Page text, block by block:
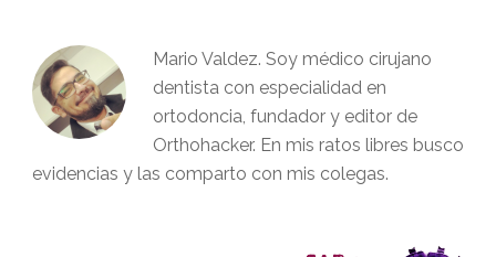
Mario Valdez. Soy médico cirujano
dentista con especialidad en
ortodoncia, fundador y editor de
Orthohacker. En mis ratos libres busco
evidencias y las comparto con mis colegas.